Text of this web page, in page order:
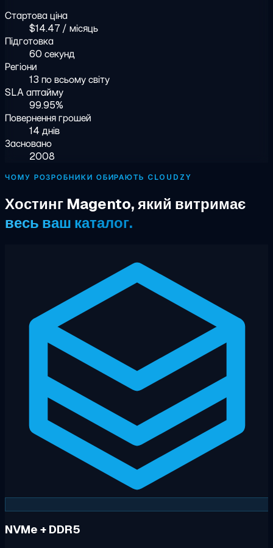
Стартова ціна
$14.47 / місяць
Підготовка
60 секунд
Регіони
13 по всьому світу
SLA аптайму
99.95%
Повернення грошей
14 днів
Засновано
2008
ЧОМУ РОЗРОБНИКИ ОБИРАЮТЬ CLOUDZY
Хостинг Magento, який витримає
весь ваш каталог.
NVMe + DDR5